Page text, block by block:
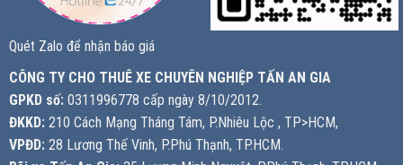
Quét Zalo để nhận báo giá
CÔNG TY CHO THUÊ XE CHUYÊN NGHIỆP TẤN AN GIA
GPKD số: 0311996778 cấp ngày 8/10/2012.
ĐKKD: 210 Cách Mạng Tháng Tám, P.Nhiêu Lộc , TP>HCM,
VPĐD: 28 Lương Thế Vinh, P.Phú Thạnh, TP.HCM.